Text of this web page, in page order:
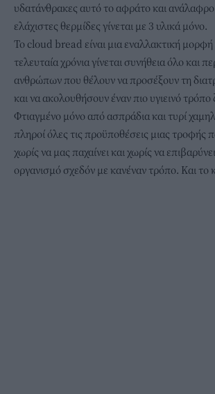
υδατάνθρακες αυτό το αφράτο και
ελάχιστες θερμίδες γίνεται με 3 υλικά μόνο.
Το cloud bread είναι μια εναλλακτική
τελευταία χρόνια γίνεται συνήθεια όλο και
ανθρώπων που θέλουν να προσέξουν τη
και να ακολουθήσουν έναν πιο υγιεινό τρόπο
Φτιαγμένο μόνο από ασπράδια και τυρί
πληροί όλες τις προϋποθέσεις μιας τροφής
χωρίς να μας παχαίνει και χωρίς να
οργανισμό σχεδόν με κανέναν τρόπο. Και το